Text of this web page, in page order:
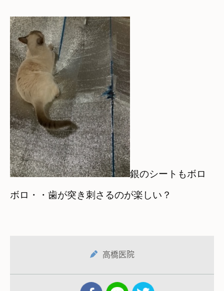
銀のシートもボロ
ボロ・・歯が突き刺さるのが楽しい？
高橋医院